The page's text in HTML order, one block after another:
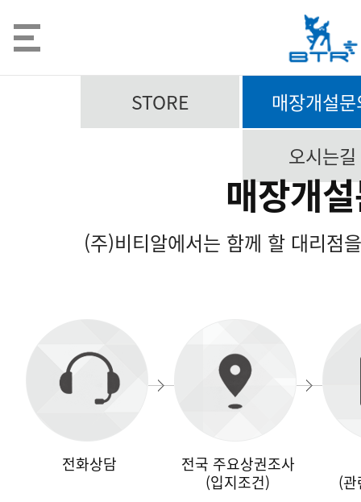
STORE
매장개설
오시는길
매장개
(주)비티알에서는 함께 할 대리점
전화상담
전국 주요상권조사
(입지조건)
(